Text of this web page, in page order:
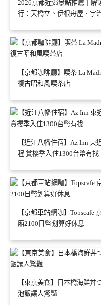
2026京都近郊景點推薦｜解
行：天橋立、伊根舟屋、宇
【京都咖啡廳】喫茶 La
復古昭和風喫茶店
【近江八幡住宿】Az Inn
程 賞櫻季入住1300台幣有找
【京都車站網咖】Topscafe
廂2100日幣划算好休息
【東京美食】日本橋海鮮
泡飯讓人驚豔